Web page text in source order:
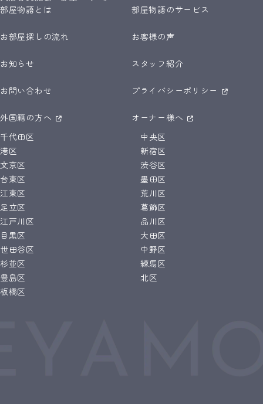
部屋物語とは
部屋物語のサービス
お部屋探しの流れ お客様の声
お知らせ スタッフ紹介
お問い合わせ プライバシーポリシー
外国籍の方へ
オーナー様へ
千代田区
中央区
港区
新宿区
文京区
渋谷区
台東区
墨田区
江東区
荒川区
足立区
葛飾区
江戸川区
品川区
目黒区
大田区
世田谷区
中野区
杉並区
練馬区
豊島区
北区
板橋区